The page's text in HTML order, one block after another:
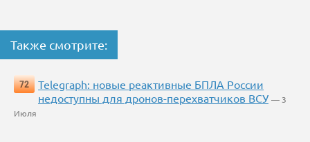
Также смотрите:
72
Telegraph: новые реактивные БПЛА России
недоступны для дронов-перехватчиков ВСУ — 3
Июля